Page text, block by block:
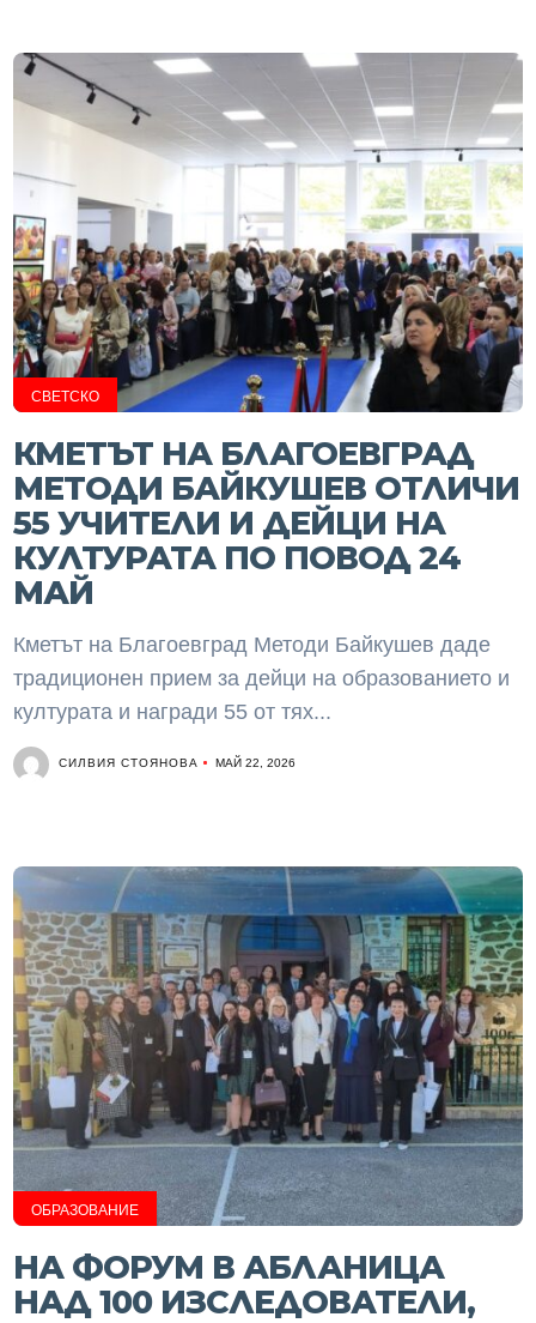
СВЕТСКО
КМЕТЪТ НА БЛАГОЕВГРАД
МЕТОДИ БАЙКУШЕВ ОТЛИЧИ
55 УЧИТЕЛИ И ДЕЙЦИ НА
КУЛТУРАТА ПО ПОВОД 24
МАЙ
Кметът на Благоевград Методи Байкушев даде
традиционен прием за дейци на образованието и
културата и награди 55 от тях...
СИЛВИЯ СТОЯНОВА МАЙ 22, 2026
ОБРАЗОВАНИЕ
НА ФОРУМ В АБЛАНИЦА
НАД 100 ИЗСЛЕДОВАТЕЛИ,